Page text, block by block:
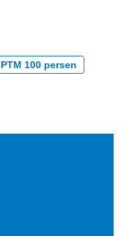
PTM 100 persen